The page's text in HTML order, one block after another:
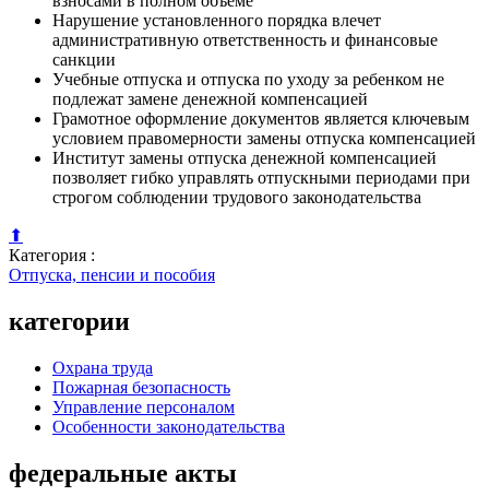
Нарушение установленного порядка влечет
административную ответственность и финансовые
санкции
Учебные отпуска и отпуска по уходу за ребенком не
подлежат замене денежной компенсацией
Грамотное оформление документов является ключевым
условием правомерности замены отпуска компенсацией
Институт замены отпуска денежной компенсацией
позволяет гибко управлять отпускными периодами при
строгом соблюдении трудового законодательства
⬆
Категория :
Отпуска, пенсии и пособия
категории
Охрана труда
Пожарная безопасность
Управление персоналом
Особенности законодательства
федеральные акты